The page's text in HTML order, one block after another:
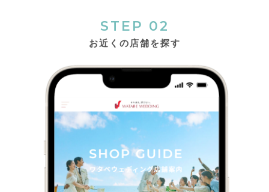
STEP 02
お近くの店舗を探す